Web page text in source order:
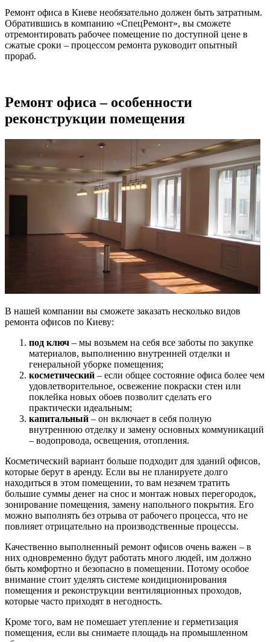
Ремонт офиса в Киеве необязательно должен быть затратным.
Обратившись в компанию «СпецРемонт», вы сможете
отремонтировать рабочее помещение по доступной цене в
сжатые сроки – процессом ремонта руководит опытный
прораб.
Ремонт офиса – особенности
реконструкции помещения
В нашей компании вы сможете заказать несколько видов
ремонта офисов по Киеву:
под ключ – мы возьмем на себя все заботы по закупке
материалов, выполнению внутренней отделки и
генеральной уборке помещения;
косметический – если общее состояние офиса более чем
удовлетворительное, освежение покраски стен или
поклейка новых обоев позволит сделать его
практически идеальным;
капитальный – он включает в себя полную
внутреннюю отделку и замену основных коммуникаций
– водопровода, освещения, отопления.
Косметический вариант больше подходит для зданий офисов,
которые берут в аренду. Если вы не планируете долго
находиться в этом помещении, то вам незачем тратить
большие суммы денег на снос и монтаж новых перегородок,
зонирование помещения, замену напольного покрытия. Его
можно выполнять без отрыва от рабочего процесса, что не
повлияет отрицательно на производственные процессы.
Качественно выполненный ремонт офисов очень важен – в
них одновременно будут работать много людей, им должно
быть комфортно и безопасно в помещении. Потому особое
внимание стоит уделять системе кондиционирования
помещения и реконструкции вентиляционных проходов,
которые часто приходят в негодность.
Кроме того, вам не помешает утепление и герметизация
помещения, если вы снимаете площадь на промышленном